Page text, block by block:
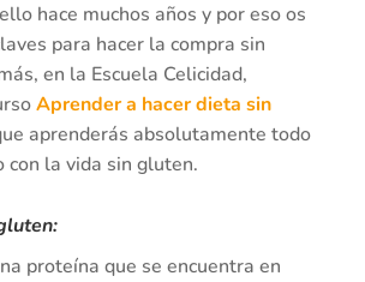
hace muchos años y por eso os
para hacer la compra sin
en la Escuela Celicidad,
Aprender a hacer dieta sin
aprenderás absolutamente todo
con la vida sin gluten.
:
proteína que se encuentra en